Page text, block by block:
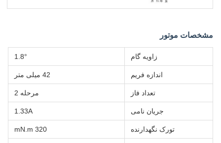
مشخصات موتور
زاویه گام 1.8°
اندازه فریم 42 میلی متر
تعداد فاز مرحله 2
جریان نامی 1.33A
تورک نگهدارنده 320 mN.m